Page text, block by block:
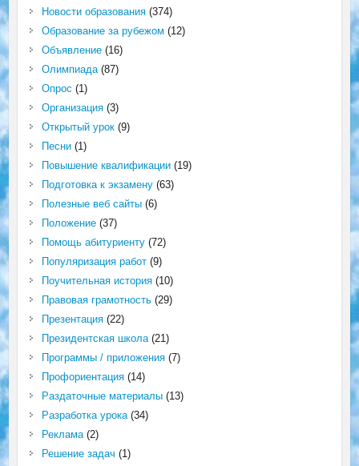
Новости образования(374)
Образование за рубежом (12)
Объявление(16)
Олимпиада(87)
Опрос (1)
Организация(3)
Открытый урок(9)
Песни(1)
Повышение квалификации(19)
Подготовка к экзамену(63)
Полезные веб сайты(6)
Положение(37)
Помощь абитуриенту(72)
Популяризация работ(9)
Поучительная история(10)
Правовая грамотность(29)
Презентация(22)
Президентская школа(21)
Программы / приложения(7)
Профориентация(14)
Раздаточные материалы(13)
Разработка урока(34)
Реклама(2)
Решение задач (1)